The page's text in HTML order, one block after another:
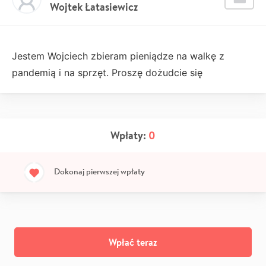
Wojtek Łatasiewicz
Jestem Wojciech zbieram pieniądze na walkę z
pandemią i na sprzęt. Proszę dożudcie się
Wpłaty: 0
Dokonaj pierwszej wpłaty
Wpłać teraz